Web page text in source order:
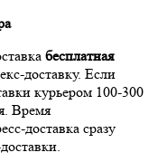
бесплатная
доставку. Если
курьером 100-300
Время
доставка сразу